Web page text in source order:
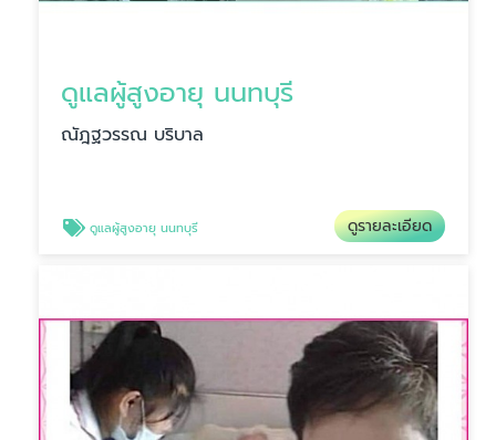
ดูแลผู้สูงอายุ นนทบุรี
ณัฎฐวรรณ บริบาล
ดูแลผู้สูงอายุ นนทบุรี ดูรายละเอียด